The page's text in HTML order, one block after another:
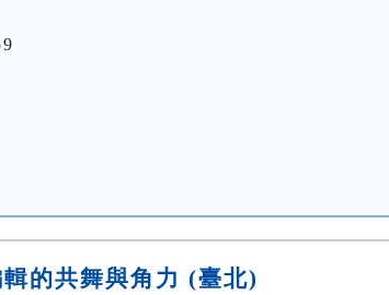
的共舞與角力 (臺北)